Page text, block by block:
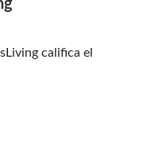
califica el